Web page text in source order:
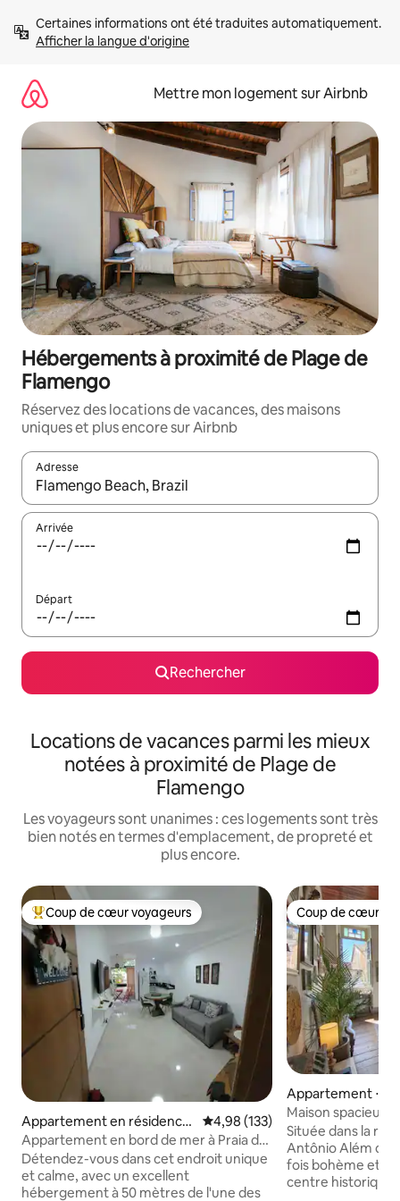
directement
Afficher la langue d'origine
Mettre mon logement sur Airbnb
Hébergements à proximité de Plage de
Flamengo
Réservez des locations de vacances, des maisons
uniques et plus encore sur Airbnb
Adresse
Lorsque les résultats s'affichent, utilisez les flèches vers le
Arrivée
Départ
Rechercher
Locations de vacances parmi les mieux
notées à proximité de Plage de
Flamengo
Les voyageurs sont unanimes : ces logements sont très
bien notés en termes d'emplacement, de propreté et
plus encore.
Coups de cœur voyageurs les plus appréciés
Coup de cœur voyageurs
Appartement en résidence
⋅ Salvador
Évaluation moyenne sur la
4,98 (133)
Appartement en bord de mer à Praia do
Flamengo-BA
Détendez-vous dans cet endroit unique
et calme, avec un excellent
hébergement à 50 mètres de l'une des
Coup de cœur
Coup de cœur
Appartement ⋅
Maison
centre historique
Située dans la
Antônio Além do
fois bohème et
centre